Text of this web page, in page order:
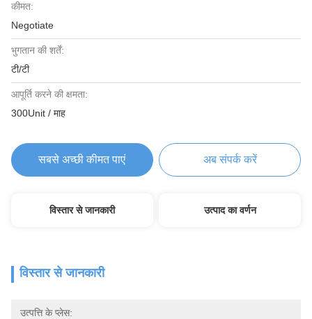
कीमत:
Negotiate
भुगतान की शर्तें:
टी/टी
आपूर्ति करने की क्षमता:
300Unit / माह
सबसे अच्छी कीमत पाएं अब संपर्क करें
विस्तार से जानकारी उत्पाद का वर्णन
विस्तार से जानकारी
उत्पत्ति के प्लेस: